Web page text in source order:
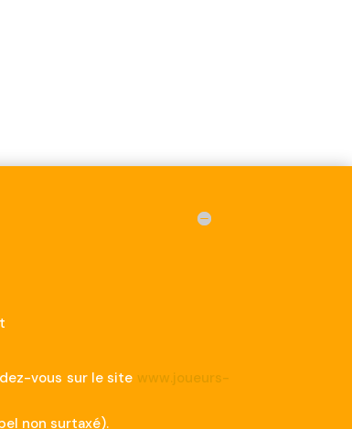
vous sur le site www.joueurs-
non surtaxé).